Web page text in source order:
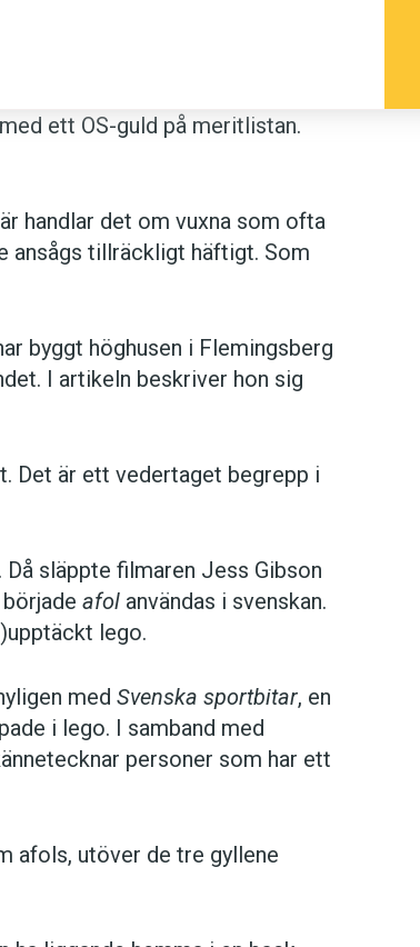
ett OS-guld på meritlistan.
handlar det om vuxna som ofta
ansågs tillräckligt häftigt. Som
byggt höghusen i Flemingsberg
I artikeln beskriver hon sig
Det är ett vedertaget begrepp i
släppte filmaren Jess Gibson
afol användas i svenskan.
lego.
med Svenska sportbitar, en
i lego. I samband med
personer som har ett
afols, utöver de tre gyllene